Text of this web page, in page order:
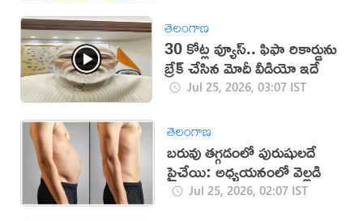
తెలంగాణ
30 కోట్ల వ్యూస్‌.. ఫిఫా రికార్డును
బ్రేక్‌ చేసిన మోదీ వీడియో ఇదే
Jul 25, 2026, 03:07 IST
తెలంగాణ
బరువు తగ్గడంలో పురుషులదే
పైచేయి: అధ్యయనంలో వెల్లడి
Jul 25, 2026, 02:07 IST